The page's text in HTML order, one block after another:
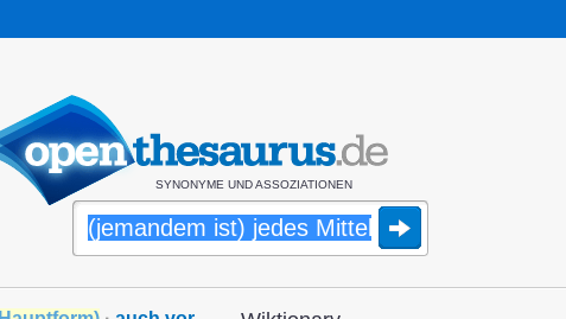
SYNONYME UND ASSOZIATIONEN